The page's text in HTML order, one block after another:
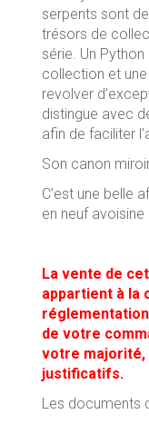
serpents sont
trésors de
série. Un
collection et
revolver
distingue avec
afin de faciliter
Son canon
C’est une belle
en neuf
La vente de
appartient à la
de votre
votre majorité,
justificatifs.
Les documents